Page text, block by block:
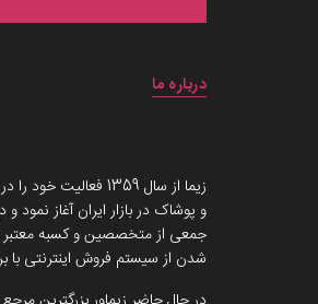
درباره ما
زیما از سال 1359
جمعی از متخصصین و کسبه معتبر
شدن از سیستم فروش اینترنتی با